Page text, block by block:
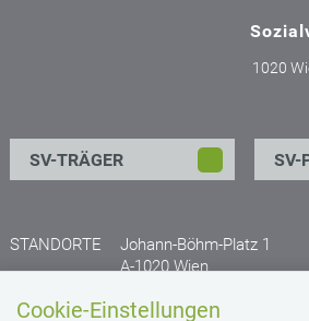
Cookie-Einstellungen
1020
SV-TRÄGER SV-
STANDORTE
Johann-Böhm-Platz 1
A-1020 Wien